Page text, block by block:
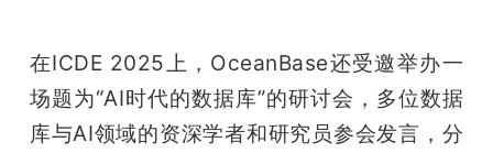
在ICDE 2025上，OceanBase还受邀举办一
场题为“AI时代的数据库”的研讨会，多位数据
库与AI领域的资深学者和研究员参会发言，分